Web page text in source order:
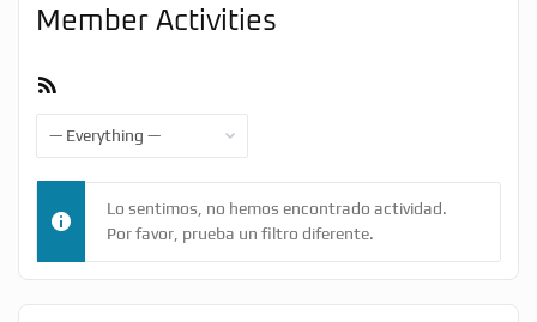
Member Activities
Lo sentimos, no hemos encontrado actividad.
Por favor, prueba un filtro diferente.